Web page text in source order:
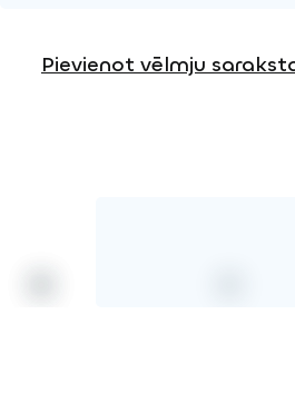
3D DWG
Pievienot vēlmju